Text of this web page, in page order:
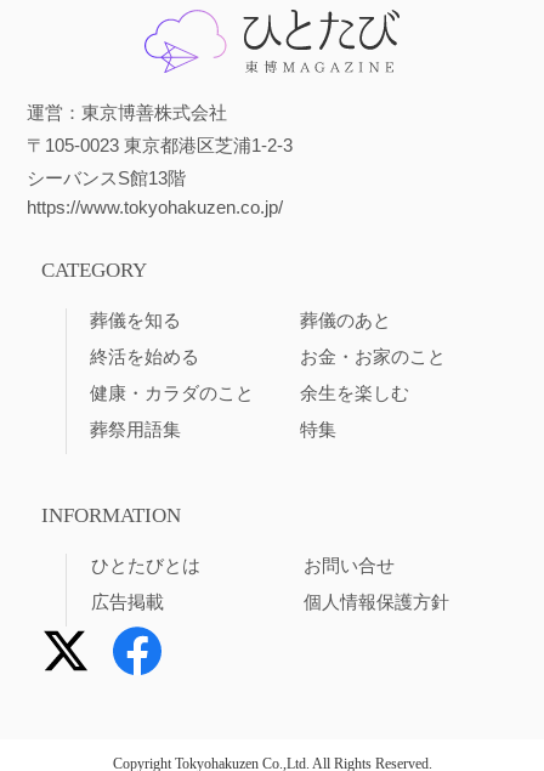
運営：東京博善株式会社
〒105-0023 東京都港区芝浦1-2-3
シーバンスS館13階
https://www.tokyohakuzen.co.jp/
CATEGORY
葬儀を知る
葬儀のあと
終活を始める
お金・お家のこと
健康・カラダのこと
余生を楽しむ
葬祭用語集
特集
INFORMATION
ひとたびとは
お問い合せ
広告掲載
個人情報保護方針
Copyright Tokyohakuzen Co.,Ltd. All Rights Reserved.